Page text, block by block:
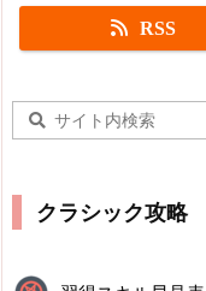
RSS
クラシック攻略